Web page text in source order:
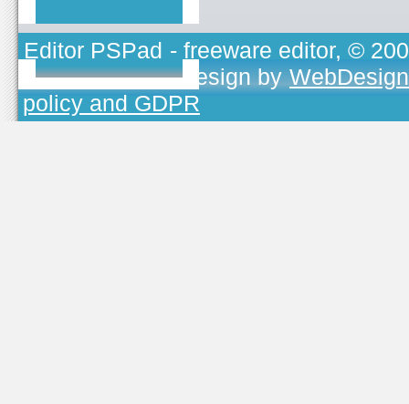
Editor PSPad - freeware editor, ©
TOJEONO.CZ, design by
policy and GDPR